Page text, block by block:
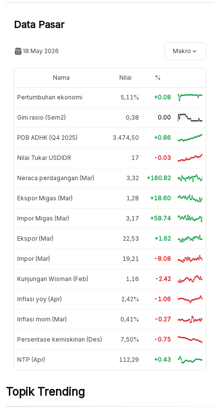
Data Pasar
18 May 2026 Makro
Nama Nilai %
Pertumbuhan ekonomi 5,11% +0.08
Gini rasio (Sem2) 0,38 0.00
PDB ADHK (Q4 2025) 3.474,50 +0.86
Nilai Tukar USDIDR 17 -0.03
Neraca perdagangan (Mar) 3,32 +160.82
Ekspor Migas (Mar) 1,28 +18.60
Impor Migas (Mar) 3,17 +58.74
Ekspor (Mar) 22,53 +1.62
Impor (Mar) 19,21 -8.08
Kunjungan Wisman (Feb) 1,16 -2.42
Inflasi yoy (Apr) 2,42% -1.06
Inflasi mom (Mar) 0,41% -0.27
Persentase kemiskinan (Des) 7,50% -0.75
NTP (Apr) 112,29 +0.43
Topik Trending